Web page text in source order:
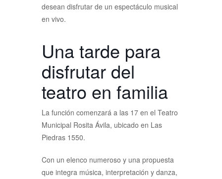
desean disfrutar de un espectáculo musical
en vivo.
Una tarde para
disfrutar del
teatro en familia
La función comenzará a las 17 en el Teatro
Municipal Rosita Ávila, ubicado en Las
Piedras 1550.
Con un elenco numeroso y una propuesta
que integra música, interpretación y danza,